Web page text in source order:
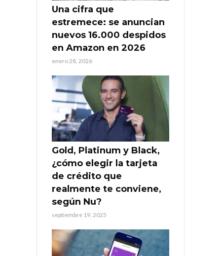
Una cifra que
estremece: se anuncian
nuevos 16.000 despidos
en Amazon en 2026
enero 28, 2026
Gold, Platinum y Black,
¿cómo elegir la tarjeta
de crédito que
realmente te conviene,
según Nu?
septiembre 19, 2025